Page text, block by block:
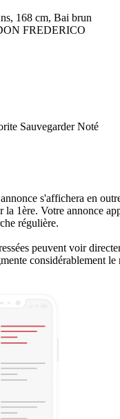
168 cm, Bai brun
FREDERICO
Sauvegarder Noté
s'affichera en
la 1ère. Votre annonce
régulière.
peuvent voir
considérablement le